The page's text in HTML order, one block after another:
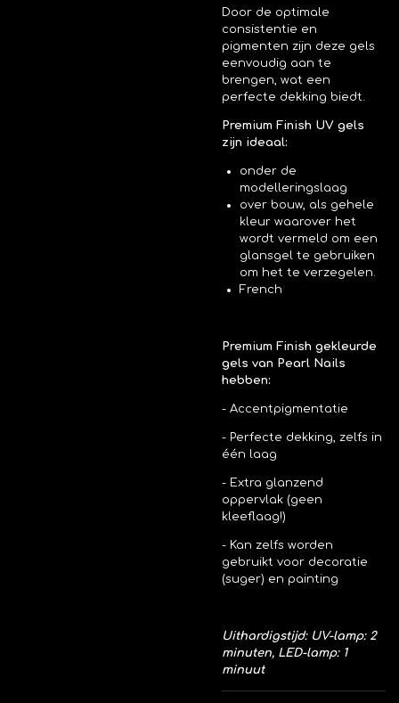
Door de optimale
consistentie en
pigmenten zijn deze gels
eenvoudig aan te
brengen, wat een
perfecte dekking biedt.
Premium Finish UV gels
zijn ideaal:
onder de
modelleringslaag
over bouw, als gehele
kleur waarover het
wordt vermeld om een
glansgel te gebruiken
om het te verzegelen.
French
Premium Finish gekleurde
gels van Pearl Nails
hebben:
- Accentpigmentatie
- Perfecte dekking, zelfs in
één laag
- Extra glanzend
oppervlak (geen
kleeflaag!)
- Kan zelfs worden
gebruikt voor decoratie
(suger) en painting
Uithardigstijd: UV-lamp: 2
minuten, LED-lamp: 1
minuut